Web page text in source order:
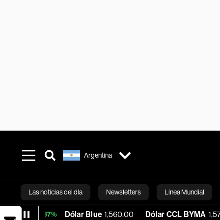
Argentina
Las noticias del día Newsletters Línea Mundial
Bloomberg
Dólar Blue 1,560.00 Dólar CCL BYMA 1,573.94